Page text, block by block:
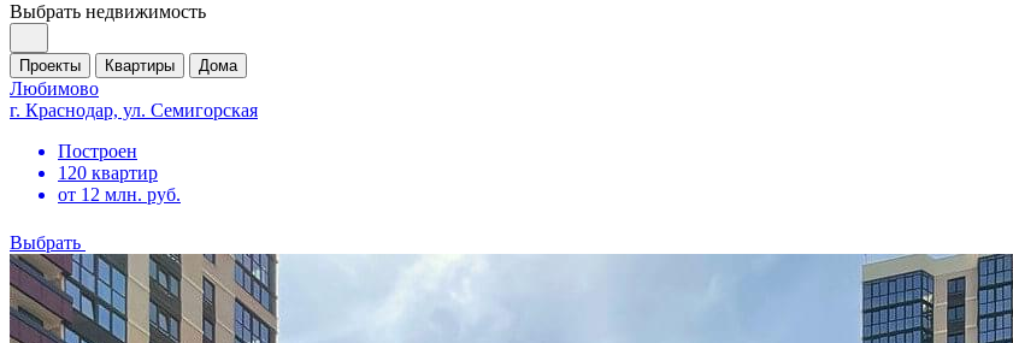
Выбрать недвижимость
Проекты Квартиры Дома
Любимово
г. Краснодар, ул. Семигорская
Построен
120 квартир
от 12 млн. руб.
Выбрать